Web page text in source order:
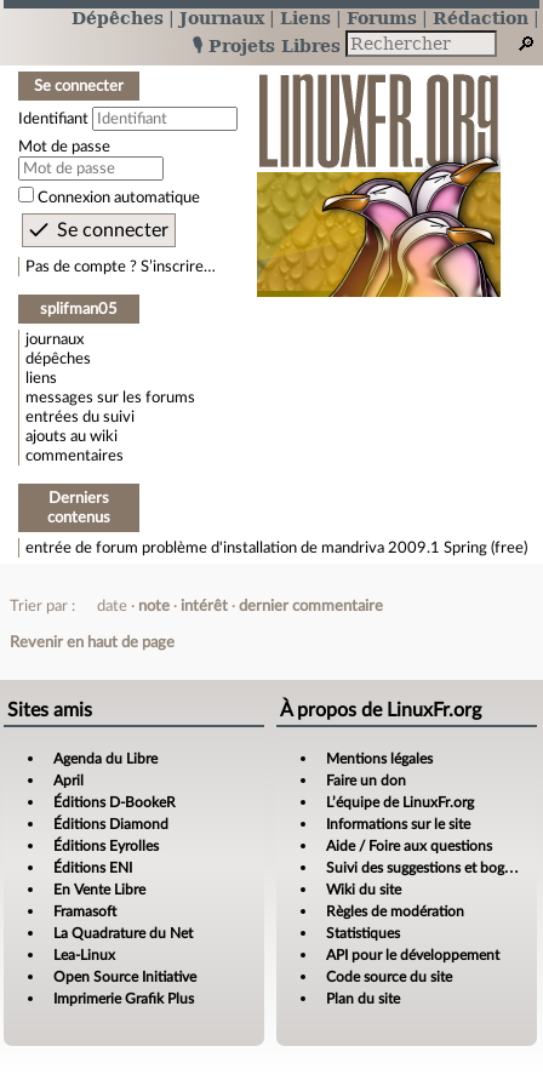
Dépêches Journaux Liens Forums
Rédaction
🎙️ Projets Libres
Se connecter
Identifiant
Mot de passe
Connexion automatique
Pas de compte ? S’inscrire…
splifman05
journaux
dépêches
liens
messages sur les forums
entrées du suivi
ajouts au wiki
commentaires
Derniers
contenus
entrée de forum problème d'installation de mandriva 2009.1 Spring (free)
Trier par : date note intérêt dernier commentaire
Revenir en haut de page
Sites amis
Agenda du Libre
April
Éditions D-BookeR
Éditions Diamond
Éditions Eyrolles
Éditions ENI
En Vente Libre
Framasoft
La Quadrature du Net
Lea-Linux
Open Source Initiative
Imprimerie Grafik Plus
À propos de LinuxFr.org
Mentions légales
Faire un don
L’équipe de LinuxFr.org
Informations sur le site
Aide / Foire aux questions
Suivi des suggestions et bogues
Wiki du site
Règles de modération
Statistiques
API pour le développement
Code source du site
Plan du site